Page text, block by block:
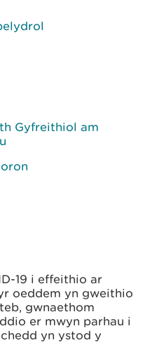
Gyfreithiol am
19 i effeithio ar
oeddem yn gweithio
gwnaethom
er mwyn parhau i
yn ystod y